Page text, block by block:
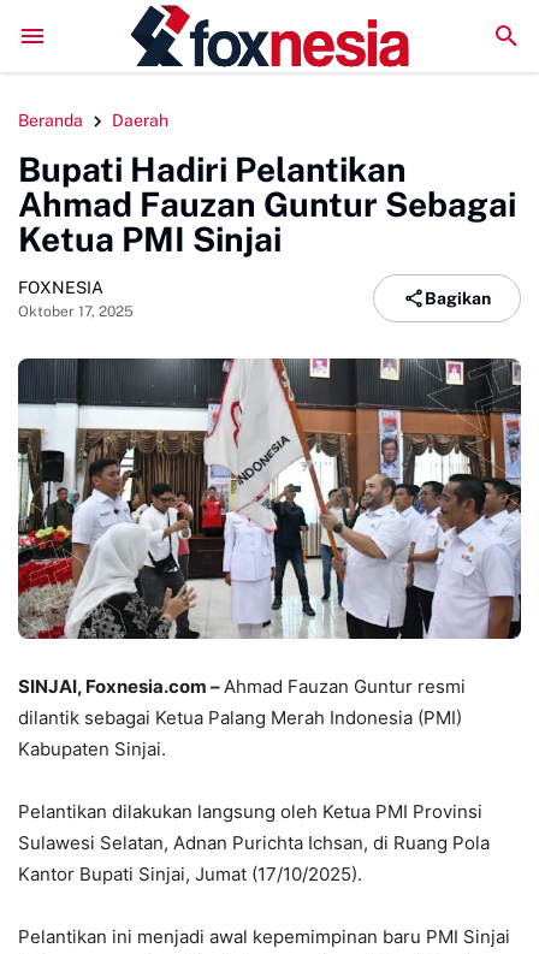
LPM Penalaran UNM Gelar Sidang Pleno, Evaluasi
Beranda Daerah
Bupati Hadiri Pelantikan
Ahmad Fauzan Guntur Sebagai
Ketua PMI Sinjai
FOXNESIA
Oktober 17, 2025
Bagikan
SINJAI, Foxnesia.com – Ahmad Fauzan Guntur resmi
dilantik sebagai Ketua Palang Merah Indonesia (PMI)
Kabupaten Sinjai.
Pelantikan dilakukan langsung oleh Ketua PMI Provinsi
Sulawesi Selatan, Adnan Purichta Ichsan, di Ruang Pola
Kantor Bupati Sinjai, Jumat (17/10/2025).
Pelantikan ini menjadi awal kepemimpinan baru PMI Sinjai